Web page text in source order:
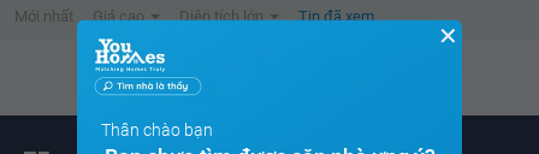
Mới nhất Giá cao Diện tích lớn Tin đã xem
Danh sách tin đã xem trống
✕
Thân chào bạn